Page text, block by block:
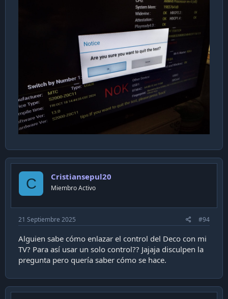
C Cristiansepul20
Miembro Activo
21 Septiembre 2025 #94
Alguien sabe cómo enlazar el control del Deco con mi
TV? Para así usar un solo control?? Jajaja disculpen la
pregunta pero quería saber cómo se hace.